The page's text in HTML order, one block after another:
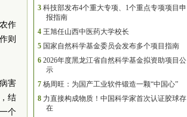
作
则
害
结
个
3 科技部发布4个重大专项、1个重点专项项目申
报指南
4 王旭任山西中医药大学校长
5 国家自然科学基金委员会发布多个项目指南
6 2026年度黑龙江省自然科学基金拟资助项目公
示
7 杨周旺：为国产工业软件锻造一颗“中国心”
8 力直接构成物质！中国科学家首次认证胶球存
在